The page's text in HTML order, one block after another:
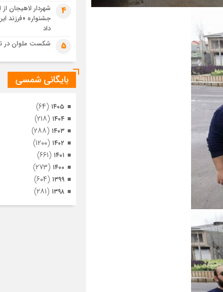
تصاویری از تراکم
ثورهالعشرین نجف4
شهردار لاهیجان
جشنواره «فرزند
داد
5 شکست ملوان در
بایگانی شمسی
۱۴۰۵ (۶۴)
۱۴۰۴ (۲۱۸)
۱۴۰۳ (۲۸۸)
۱۴۰۲ (۱۲۰۰)
۱۴۰۱ (۶۶۱)
۱۴۰۰ (۲۷۳)
۱۳۹۹ (۶۰۴)
۱۳۹۸ (۲۸۱)